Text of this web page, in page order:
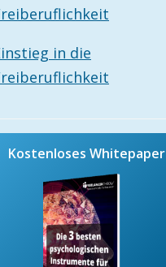
in die
Kostenloses Whitepaper